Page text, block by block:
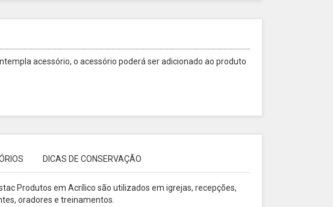
acessório, o acessório poderá ser adicionado ao produto
DICAS DE CONSERVAÇÃO
Produtos em Acrílico são utilizados em igrejas, recepções,
oradores e treinamentos.